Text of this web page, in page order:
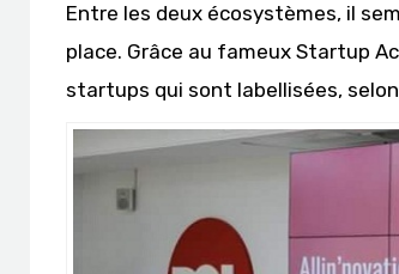
Entre les deux écosystèmes, il
place. Grâce au fameux Startup
startups qui sont labellisées, selon